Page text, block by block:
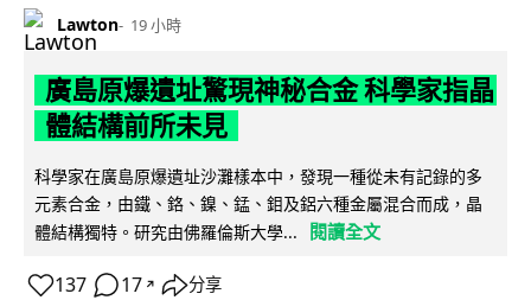
Lawton 19 小時
廣島原爆遺址驚現神秘合金 科學家指晶
體結構前所未見
科學家在廣島原爆遺址沙灘樣本中，發現一種從未有記錄的多
元素合金，由鐵、鉻、鎳、錳、鉬及鋁六種金屬混合而成，晶
體結構獨特。研究由佛羅倫斯大學...
閱讀全文
137 17 ↗ 分享